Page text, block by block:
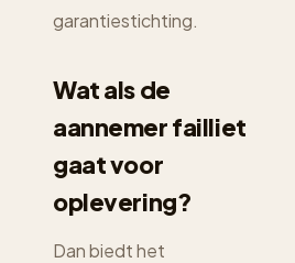
garantiestichting.
Wat als de
aannemer failliet
gaat voor
oplevering?
Dan biedt het